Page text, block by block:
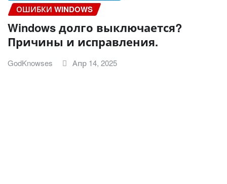
ОШИБКИ WINDOWS
Windows долго выключается?
Причины и исправления.
GodKnowses Апр 14, 2025